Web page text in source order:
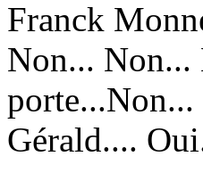
Franck
Non... Non...
Gérald....